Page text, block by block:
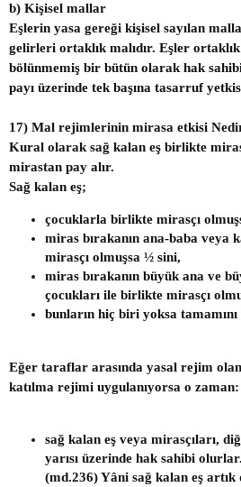
b) Kişisel mallar
Eşlerin yasa gereği kişisel sayılan
gelirleri ortaklık malıdır. Eşler
bölünmemiş bir bütün olarak hak
payı üzerinde tek başına tasarruf
17) Mal rejimlerinin mirasa etkisi
Kural olarak sağ kalan eş birlikte
mirastan pay alır.
Sağ kalan eş;
çocuklarla birlikte mirasçı
miras bırakanın ana-baba veya
mirasçı olmuşsa ½ sini,
miras bırakanın büyük ana ve
çocukları ile birlikte mirasçı
bunların hiç biri yoksa
Eğer taraflar arasında yasal rejim
katılma rejimi uygulanıyorsa o zaman:
sağ kalan eş veya mirasçıları,
yarısı üzerinde hak sahibi
(md.236) Yâni sağ kalan eş artık